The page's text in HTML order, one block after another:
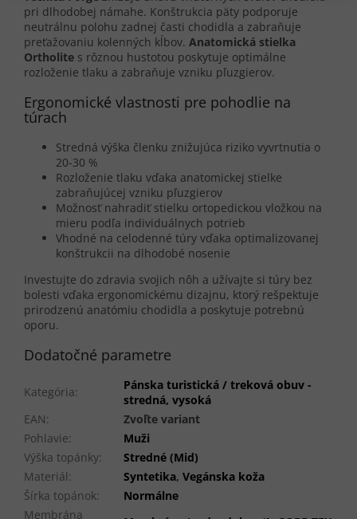
pri dlhodobej námahe. Konštrukcia päty podporuje
neutrálnu polohu zadnej časti chodidla a zabraňuje
preťažovaniu kolenných kĺbov. Anatomická stielka
Ortholite s rôznou hustotou poskytuje optimálne
rozloženie tlaku a zabraňuje vzniku pľuzgierov.
Ergonomické vlastnosti pre pohodlie na
túrach
Stredná výška členku znižujúca riziko vyvrtnutia o
20-30 %
Rozloženie tlaku vďaka anatomickej stielke
zabraňujúcej vzniku pľuzgierov
Možnosť nahradiť stielku ortopedickou vložkou na
mieru podľa individuálnych potrieb
Vhodné na celodenné túry vďaka optimalizovanej
konštrukcii na dlhodobé nosenie
Investujte do zdravia svojich nôh a užívajte si túry bez
bolesti vďaka ergonomickému dizajnu, ktorý rešpektuje
prirodzenú anatómiu chodidla a poskytuje potrebnú
oporu.
Dodatočné parametre
Kategória:
Pánska turistická / treková obuv -
stredná, vysoká
EAN:
Zvoľte variant
Pohlavie:
Muži
Výška topánky:
Stredné (Mid)
Materiál: Syntetika, Vegánska koža
Šírka topánok:
Normálne
Membrána